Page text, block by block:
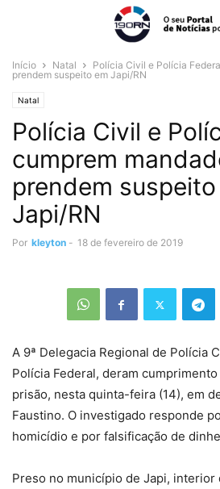
Início Natal
Polícia Civil e Polícia
prendem suspeito em Japi/RN
Natal
Polícia Civil e
cumprem
prendem suspeito
Japi/RN
Por kleyton - 18 de fevereiro de 2019
A 9ª Delegacia Regional de Polícia
Polícia Federal, deram
prisão, nesta quinta-feira (14), em
Faustino. O investigado responde
homicídio e por falsificação de
Preso no município de Japi, interior